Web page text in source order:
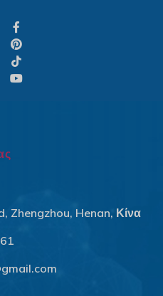
Zhengzhou, Henan, Κίνα
Slovenčina